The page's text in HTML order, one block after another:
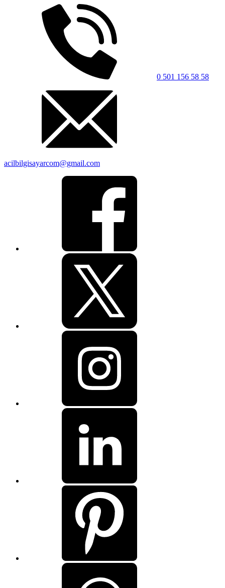
0 501 156 58 58
acilbilgisayarcom@gmail.com